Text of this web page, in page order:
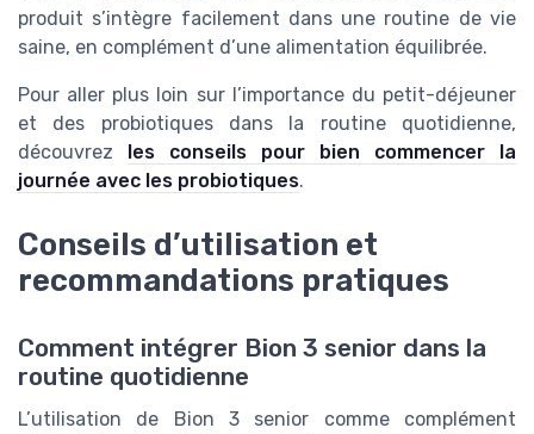
produit s’intègre facilement dans une routine de vie
saine, en complément d’une alimentation équilibrée.
Pour aller plus loin sur l’importance du petit-déjeuner
et des probiotiques dans la routine quotidienne,
découvrez
les conseils pour bien commencer la
journée avec les probiotiques.
Conseils d’utilisation et
recommandations pratiques
Comment intégrer Bion 3 senior dans la
routine quotidienne
L’utilisation de Bion 3 senior comme complément